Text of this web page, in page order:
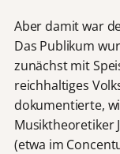
Aber damit war
Das Publikum
zunächst mit
reichhaltiges
dokumentierte,
Musiktheoretiker
(etwa im